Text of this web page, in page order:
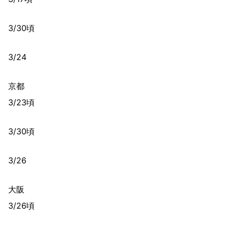
3/30頃
3/24
京都
3/23頃
3/30頃
3/26
大阪
3/26頃